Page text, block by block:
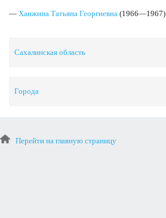
— Ханжина Татьяна Георгиевна (1966—1967)
Сахалинская область
Города
Перейти на главную страницу